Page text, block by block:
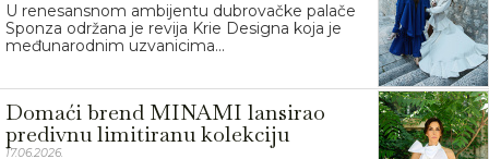
U renesansnom ambijentu dubrovačke palače
Sponza održana je revija Krie Designa koja je
međunarodnim uzvanicima...
Domaći brend MINAMI lansirao
predivnu limitiranu kolekciju
17.06.2026.